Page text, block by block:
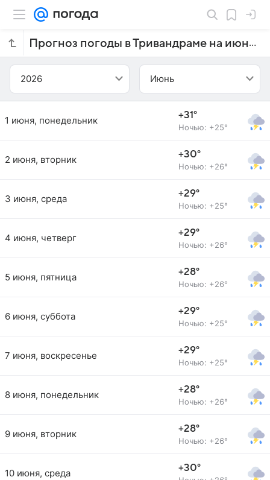
Прогноз погоды в Тривандраме на июнь 2026 года
2026 Июнь
1 июня, понедельник +31°
Ночью: +25°
2 июня, вторник +30°
Ночью: +26°
3 июня, среда +29°
Ночью: +25°
4 июня, четверг +29°
Ночью: +26°
5 июня, пятница +28°
Ночью: +26°
6 июня, суббота +29°
Ночью: +25°
7 июня, воскресенье +29°
Ночью: +25°
8 июня, понедельник +28°
Ночью: +26°
9 июня, вторник +28°
Ночью: +26°
10 июня, среда +30°